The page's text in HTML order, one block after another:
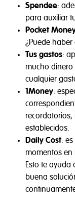
Spendee:
para auxiliar
Pocket
¿Puede
Tus gastos:
mucho dinero
cualquier
1Money:
recordatorios,
establecidos.
Daily Cost:
momentos en
Esto te ayuda
buena